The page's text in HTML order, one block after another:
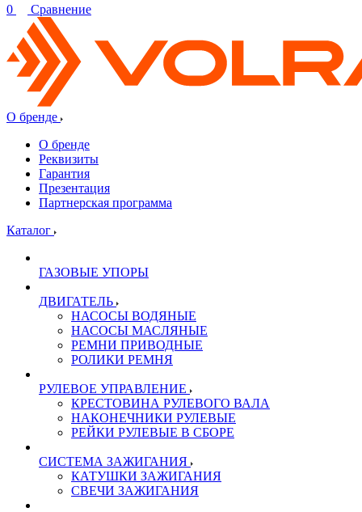
0 Сравнение
О бренде
О бренде
Реквизиты
Гарантия
Презентация
Партнерская программа
Каталог
ГАЗОВЫЕ УПОРЫ
ДВИГАТЕЛЬ
НАСОСЫ ВОДЯНЫЕ
НАСОСЫ МАСЛЯНЫЕ
РЕМНИ ПРИВОДНЫЕ
РОЛИКИ РЕМНЯ
РУЛЕВОЕ УПРАВЛЕНИЕ
КРЕСТОВИНА РУЛЕВОГО ВАЛА
НАКОНЕЧНИКИ РУЛЕВЫЕ
РЕЙКИ РУЛЕВЫЕ В СБОРЕ
СИСТЕМА ЗАЖИГАНИЯ
КАТУШКИ ЗАЖИГАНИЯ
СВЕЧИ ЗАЖИГАНИЯ